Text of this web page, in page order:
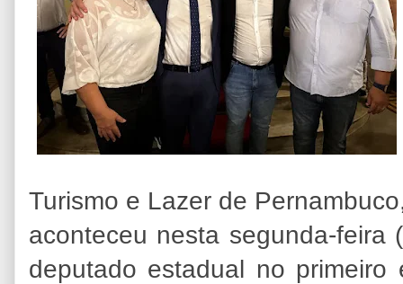
Turismo e Lazer de
aconteceu nesta segunda-feira
deputado estadual no primeiro